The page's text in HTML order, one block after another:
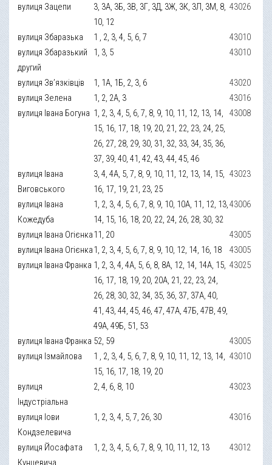
вулиця Зацепи
3, 3А, 3Б, 3В, 3Г, 3Д, 3Ж, 3К, 3Л, 3М, 8,
10, 12
43026
вулиця Збаразька 1 , 2, 3, 4, 5, 6, 7
43010
вулиця Збаразький
другий
1, 3, 5 43010
вулиця Зв’язківців 1, 1А, 1Б, 2, 3, 6
43020
вулиця Зелена
1, 2, 2А, 3
43016
вулиця Івана Богуна 1, 2, 3, 4, 5, 6, 7, 8, 9, 10, 11, 12, 13, 14,
15, 16, 17, 18, 19, 20, 21, 22, 23, 24, 25,
26, 27, 28, 29, 30, 31, 32, 33, 34, 35, 36,
37, 39, 40, 41, 42, 43, 44, 45, 46
43008
вулиця Івана
Виговського
3, 4, 4А, 5, 7, 8, 9, 10, 11, 12, 13, 14, 15,
16, 17, 19, 21, 23, 25
43023
вулиця Івана
Кожедуба
1, 2, 3, 4, 5, 6, 7, 8, 9, 10, 10А, 11, 12, 13,
14, 15, 16, 18, 20, 22, 24, 26, 28, 30, 32
43006
вулиця Івана Огієнка11, 20
43005
вулиця Івана Огієнка1, 2, 3, 4, 5, 6, 7, 8, 9, 10, 12, 14, 16, 18
43005
вулиця Івана Франка 1, 2, 3, 4, 4А, 5, 6, 8, 8А, 12, 14, 14А, 15,
16, 17, 18, 19, 20, 20А, 21, 22, 23, 24,
26, 28, 30, 32, 34, 35, 36, 37, 37А, 40,
41, 43, 44, 45, 46, 47, 47А, 47Б, 47В, 49,
49А, 49Б, 51, 53
43025
вулиця Івана Франка 52, 59
43005
вулиця Ізмайлова
1 , 2, 3, 4, 5, 6, 7, 8, 9, 10, 11, 12, 13, 14,
15, 16, 17, 18, 19, 20
43010
вулиця
Індустріальна
2, 4, 6, 8, 10 43023
вулиця Іови
Кондзелевича
1, 2, 3, 4, 5, 7, 26, 30 43016
вулиця Йосафата
Кунцевича
1, 2, 3, 4, 5, 6, 7, 8, 9, 10, 11, 12, 13 43012